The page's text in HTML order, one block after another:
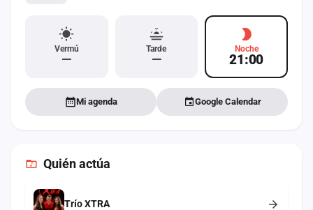
Vermú
—
Tarde
—
Noche
21:00
Mi agenda Google Calendar
Quién actúa
Trío XTRA